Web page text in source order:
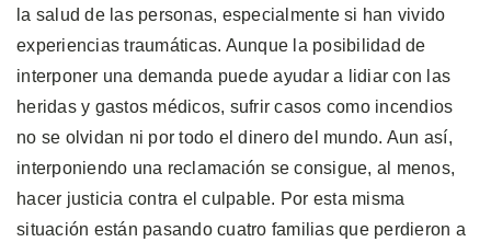
la salud de las personas, especialmente si han vivido
experiencias traumáticas. Aunque la posibilidad de
interponer una demanda puede ayudar a lidiar con las
heridas y gastos médicos, sufrir casos como incendios
no se olvidan ni por todo el dinero del mundo. Aun así,
interponiendo una reclamación se consigue, al menos,
hacer justicia contra el culpable. Por esta misma
situación están pasando cuatro familias que perdieron a